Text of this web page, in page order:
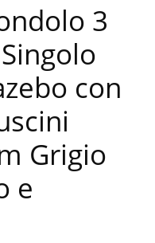
3
con
Grigio
e